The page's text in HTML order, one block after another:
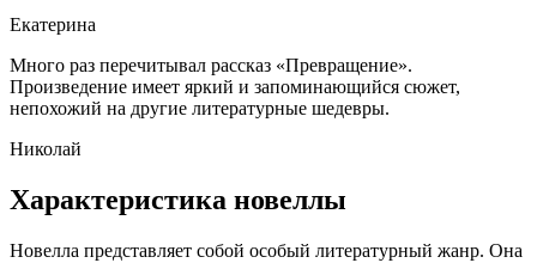
Екатерина
Много раз перечитывал рассказ «Превращение».
Произведение имеет яркий и запоминающийся сюжет,
непохожий на другие литературные шедевры.
Николай
Характеристика новеллы
Новелла представляет собой особый литературный жанр. Она